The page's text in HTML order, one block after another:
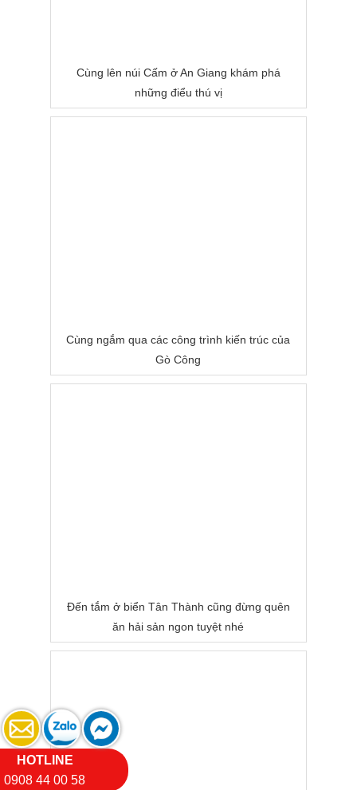
Cùng lên núi Cấm ở An Giang khám phá
những điểu thú vị
Cùng ngắm qua các công trình kiến trúc của
Gò Công
Đến tắm ở biển Tân Thành cũng đừng quên
ăn hải sản ngon tuyệt nhé
HOTLINE
0908 44 00 58